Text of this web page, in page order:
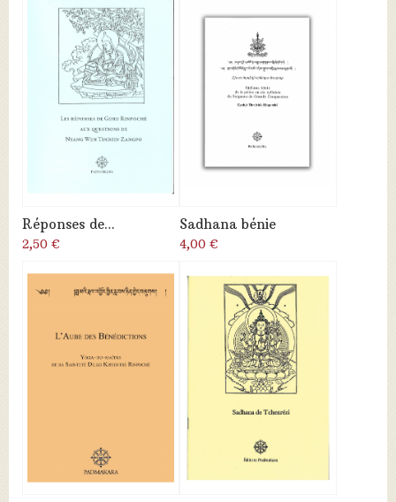
Réponses de...
2,50 €
Sadhana bénie
4,00 €